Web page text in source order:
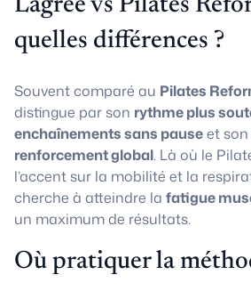
Lagree vs Pilates
quelles différences ?
Souvent comparé au Pilates
distingue par son rythme plus
enchaînements sans pauseet son
renforcement global. Là où le
l’accent sur la mobilité et la
cherche à atteindre la fatigue
un maximum de résultats.
Où pratiquer la